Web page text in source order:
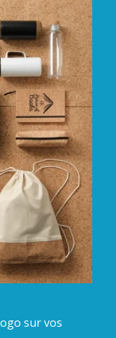
sur vos